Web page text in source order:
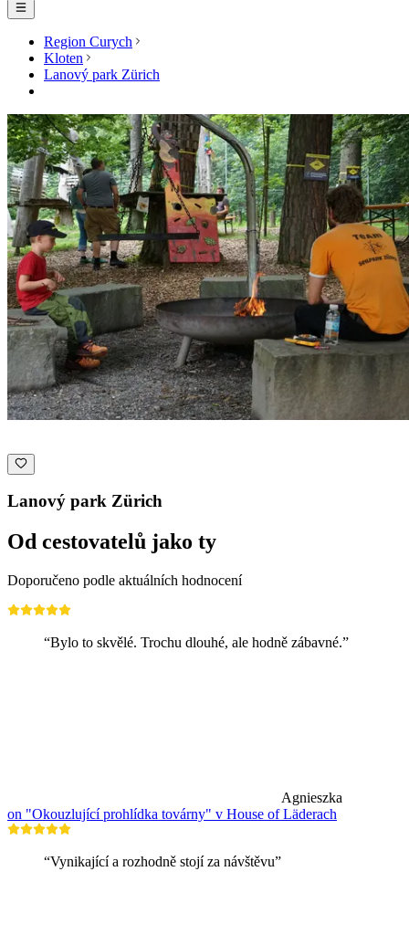
Region Curych
Kloten
Lanový park Zürich
Lanový park Zürich
Od cestovatelů jako ty
Doporučeno podle aktuálních hodnocení
“Bylo to skvělé. Trochu dlouhé, ale hodně zábavné.”
Agnieszka
on "Okouzlující prohlídka továrny" v House of Läderach
“Vynikající a rozhodně stojí za návštěvu”